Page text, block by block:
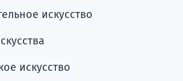
искусство
искусство